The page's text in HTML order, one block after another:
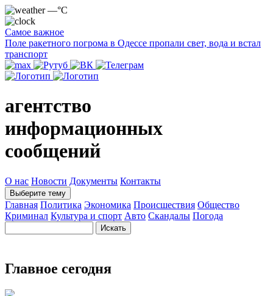
—°C
Самое важное
Поле ракетного погрома в Одессе пропали свет, вода и встал
транспорт
агентство
информационных
сообщений
О нас Новости Документы Контакты
Выберите тему
Главная Политика Экономика Происшествия Общество
Криминал Культура и спорт Авто Скандалы Погода
Главное сегодня